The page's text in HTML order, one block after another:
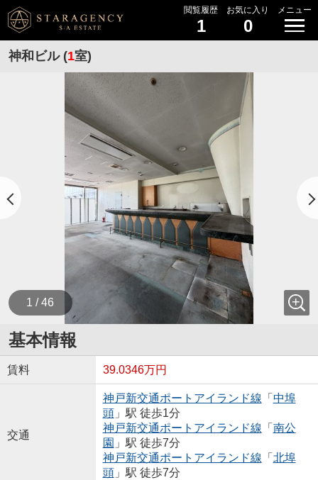
閲覧履歴
1
お気に入り
0
メニュー
神和ビル (1室)
1 / 46
基本情報
賃料 39.0346万円
交通
神戸新交通ポートアイランド線 「 中埠
頭」駅 徒歩1分
神戸新交通ポートアイランド線 「 南公
園 」駅 徒歩7分
神戸新交通ポートアイランド線 「 北埠
頭」駅 徒歩7分